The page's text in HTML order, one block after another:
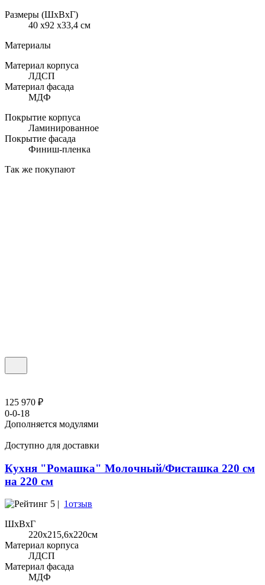
Размеры (ШхВхГ)
40 x92 x33,4 см
Материалы
Материал корпуса
ЛДСП
Материал фасада
МДФ
Покрытие корпуса
Ламинированное
Покрытие фасада
Финиш-пленка
Так же покупают
125 970 ₽
0-0-18
Дополняется модулями
Доступно для доставки
Кухня "Ромашка" Молочный/Фисташка 220 см
на 220 см
5 | 1отзыв
ШхВхГ
220x215,6х220см
Материал корпуса
ЛДСП
Материал фасада
МДФ